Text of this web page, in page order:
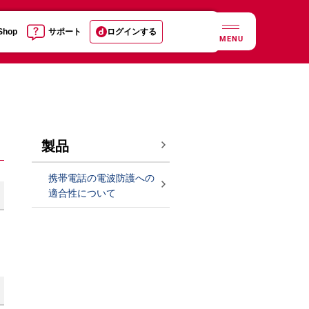
サポート ログインする
MENU
製品
携帯電話の電波防護への
適合性について